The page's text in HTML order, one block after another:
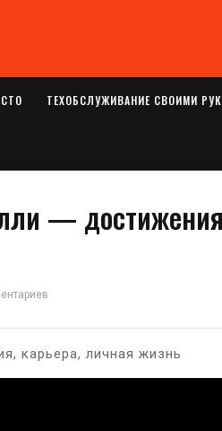
ТЕХОБСЛУЖИВАНИЕ СВОИМИ
—